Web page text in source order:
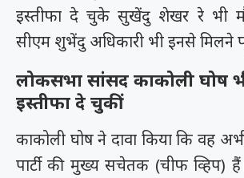
इस्तीफा दे चुके सुखेंदु शेखर रे भी
सीएम शुभेंदु अधिकारी भी इनसे मिलने
लोकसभा सांसद काकोली घोष भी
इस्तीफा दे चुकीं
काकोली घोष ने दावा किया कि वह
पार्टी की मुख्य सचेतक (चीफ व्हिप)